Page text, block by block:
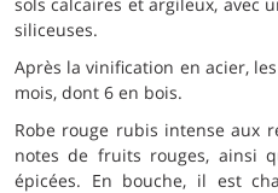
siliceuses.
Après la vinification en acier,
mois, dont 6 en bois.
Robe rouge rubis intense aux
notes de fruits rouges, ainsi
épicées. En bouche, il est